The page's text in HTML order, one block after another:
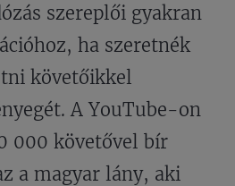
szereplői gyakran
ha szeretnék
követőikkel
A YouTube-on
000 követővel bír
a magyar lány, aki